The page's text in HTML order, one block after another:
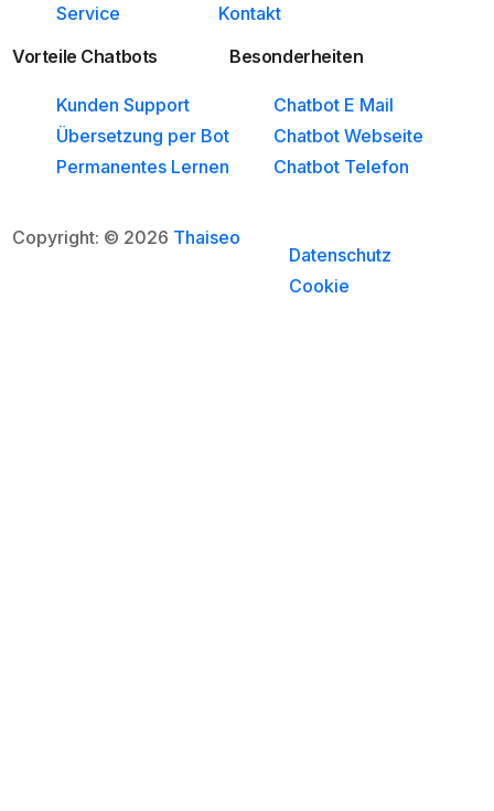
Service
Kontakt
Vorteile Chatbots
Kunden Support
Übersetzung per Bot
Permanentes Lernen
Besonderheiten
Chatbot E Mail
Chatbot Webseite
Chatbot Telefon
Copyright: © 2026 Thaiseo
Datenschutz
Cookie